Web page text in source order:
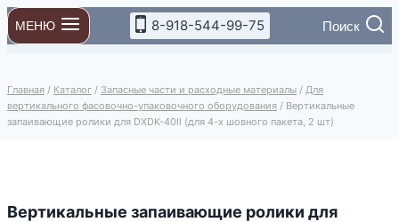
Перейти
к
содержимому
МЕНЮ 8-918-544-99-75 Поиск
Главная / Каталог / Запасные части и расходные материалы / Для
вертикального фасовочно-упаковочного оборудования / Вертикальные
запаивающие ролики для DXDK-40ll (для 4-х шовного пакета, 2 шт)
Вертикальные запаивающие ролики для